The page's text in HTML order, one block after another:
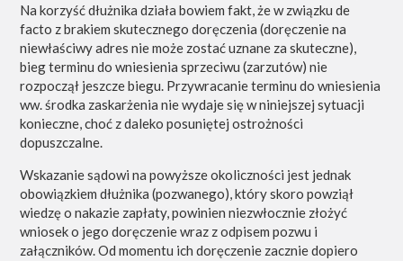
Na korzyść dłużnika działa bowiem fakt, że w związkude
facto z brakiem skutecznego doręczenia (doręczenie na
niewłaściwy adres nie może zostać uznane za skuteczne),
bieg terminu do wniesienia sprzeciwu (zarzutów) nie
rozpoczął jeszcze biegu. Przywracanie terminu do wniesienia
ww. środka zaskarżenia nie wydaje się w niniejszej sytuacji
konieczne, choć z daleko posuniętej ostrożności
dopuszczalne.
Wskazanie sądowi na powyższe okoliczności jest jednak
obowiązkiem dłużnika (pozwanego), który skoro powziął
wiedzę o nakazie zapłaty, powinien niezwłocznie złożyć
wniosek o jego doręczenie wraz z odpisem pozwu i
załączników. Od momentu ich doręczenie zacznie dopiero